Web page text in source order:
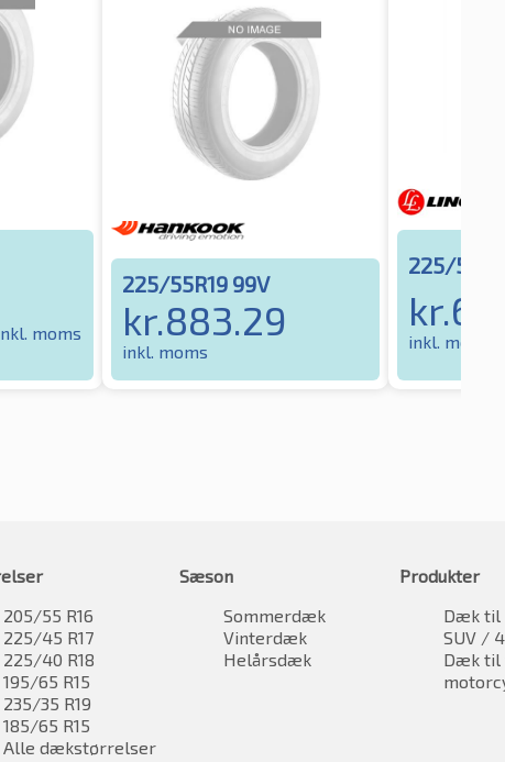
moms
225/55R19 99V
kr.883.29
inkl. moms
225/
kr.
inkl. moms
205/55 R16
225/45 R17
225/40 R18
195/65 R15
235/35 R19
185/65 R15
Alle dækstørrelser
Sæson
Sommerdæk
Vinterdæk
Helårsdæk
Produkter
Dæk til
SUV /
Dæk til